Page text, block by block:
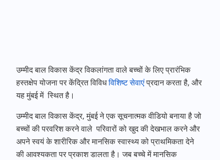
उम्मीद बाल विकास केंद्र विकलांगता वाले बच्चों के लिए प्रारंभिक
हस्तक्षेप योजना पर केंद्रित विविधविशिष्ट सेवाएंप्रदान करता है, और
यह मुंबई में स्थित है।
उम्मीद बाल विकास केंद्र, मुंबई ने एक सूचनात्मक वीडियो बनाया है जो
बच्चों की परवरिश करने वाले परिवारों को खुद की देखभाल करने और
अपने स्वयं के शारीरिक और मानसिक स्वास्थ्य को प्राथमिकता देने
की आवश्यकता पर प्रकाश डालता है। जब बच्चे मेंमानसिक